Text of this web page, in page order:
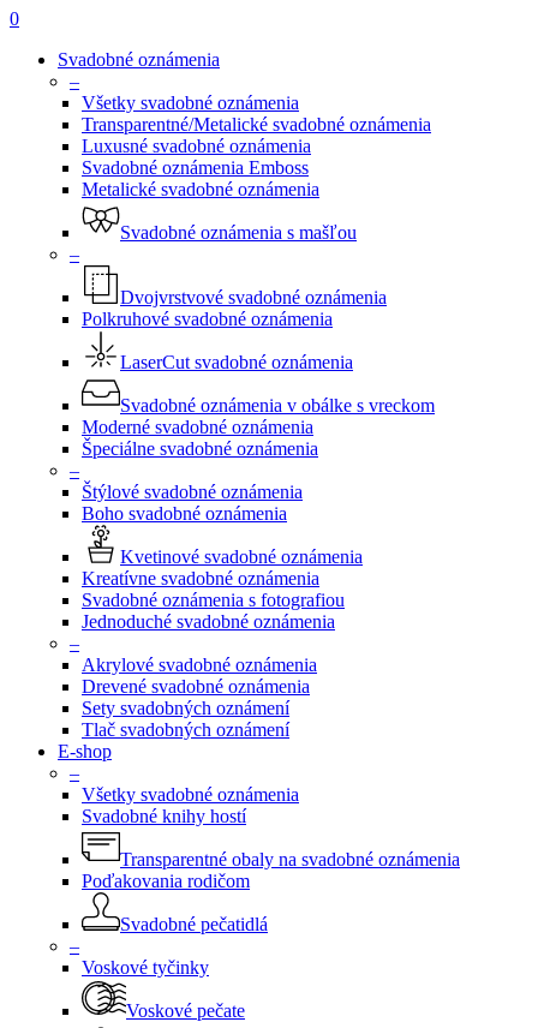
0
Svadobné oznámenia
–
Všetky svadobné oznámenia
Transparentné/Metalické svadobné oznámenia
Luxusné svadobné oznámenia
Svadobné oznámenia Emboss
Metalické svadobné oznámenia
Svadobné oznámenia s mašľou
–
Dvojvrstvové svadobné oznámenia
Polkruhové svadobné oznámenia
LaserCut svadobné oznámenia
Svadobné oznámenia v obálke s vreckom
Moderné svadobné oznámenia
Špeciálne svadobné oznámenia
–
Štýlové svadobné oznámenia
Boho svadobné oznámenia
Kvetinové svadobné oznámenia
Kreatívne svadobné oznámenia
Svadobné oznámenia s fotografiou
Jednoduché svadobné oznámenia
–
Akrylové svadobné oznámenia
Drevené svadobné oznámenia
Sety svadobných oznámení
Tlač svadobných oznámení
E-shop
–
Všetky svadobné oznámenia
Svadobné knihy hostí
Transparentné obaly na svadobné oznámenia
Poďakovania rodičom
Svadobné pečatidlá
–
Voskové tyčinky
Voskové pečate